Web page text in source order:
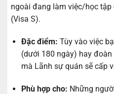
ngoài đang làm việc/học tập
(Visa S).
Đặc điểm: Tùy vào việc
(dưới 180 ngày) hay
mà Lãnh sự quán sẽ cấp
Phù hợp cho: Những